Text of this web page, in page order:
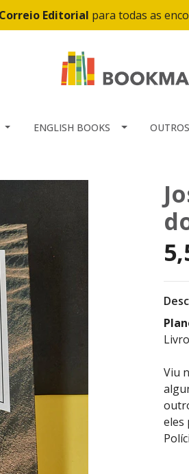
Editorial para todas as
ENGLISH BOOKS
Viu
eles